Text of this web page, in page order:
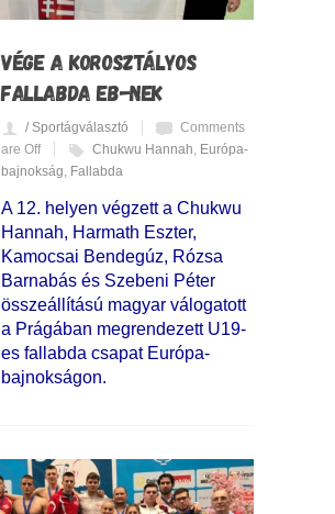
VÉGE A KOROSZTÁLYOS
FALLABDA EB-NEK
/ Sportágválasztó
Comments
are Off
Chukwu Hannah, Európa-
bajnokság, Fallabda
A 12. helyen végzett a Chukwu
Hannah, Harmath Eszter,
Kamocsai Bendegúz, Rózsa
Barnabás és Szebeni Péter
összeállítású magyar válogatott
a Prágában megrendezett U19-
es fallabda csapat Európa-
bajnokságon.